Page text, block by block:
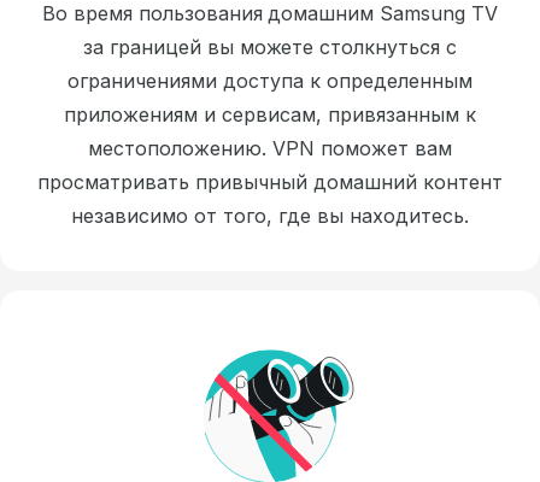
Во время пользования домашним Samsung TV
за границей вы можете столкнуться с
ограничениями доступа к определенным
приложениям и сервисам, привязанным к
местоположению. VPN поможет вам
просматривать привычный домашний контент
независимо от того, где вы находитесь.